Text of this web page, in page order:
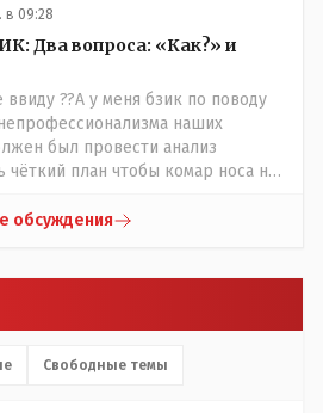
в 09:28
Два вопроса: «Как?» и
ввиду ??А у меня бзик по поводу
наших
был провести анализ
чёткий план чтобы комар носа не
родственников сидит, либо
немного меняются по
временами, власти
взаимоотношений власти и
обсуждения
Свободные темы